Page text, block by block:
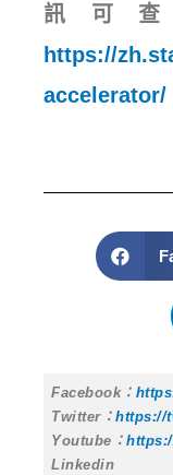
訊可
https://
accelerator/
Facebook：
Twitter：https://
Youtube：